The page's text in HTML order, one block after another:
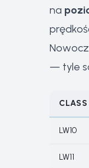
na
— tyle
CLASS
LW10
LW11